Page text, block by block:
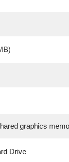
graphics
Drive